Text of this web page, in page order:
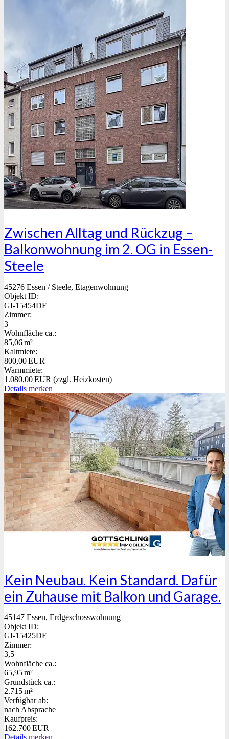
Zwischen Alltag und Rückzug –
Balkonwohnung im 2. OG in Essen-
Steele
45276 Essen / Steele, Etagenwohnung
Objekt ID:
GI-15454DF
Zimmer:
3
Wohnfläche ca.:
85,06 m²
Kaltmiete:
800,00 EUR
Warmmiete:
1.080,00 EUR (zzgl. Heizkosten)
Details merken
Kein Neubau. Kein Standard. Dafür
ein Zuhause mit Balkon und Garage.
45147 Essen, Erdgeschosswohnung
Objekt ID:
GI-15425DF
Zimmer:
3,5
Wohnfläche ca.:
65,95 m²
Grund­stück ca.:
2.715 m²
Verfügbar ab:
nach Absprache
Kaufpreis:
162.700 EUR